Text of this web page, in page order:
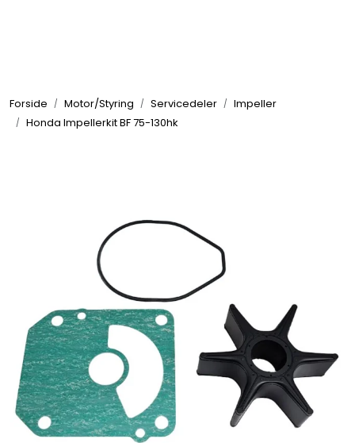
Forside Motor/Styring Servicedeler
Impeller
Honda Impellerkit BF 75-130hk
Elektrisk
Motor/Styring
Fortøyning
Fritid/Sikkerhet